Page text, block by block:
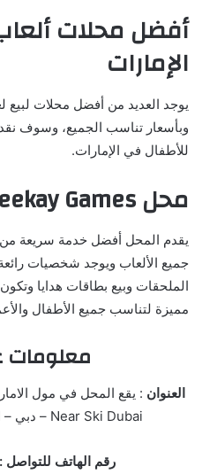
أفضل محلات
الإمارات
يوجد العديد من أفضل محلات لبيع
للأطفال في الإمارات.
محل Geekay Games
يقدم المحل أفضل خدمة سريعة من
جميع الألعاب ويوجد شخصيات
الملحقات وبيع بطاقات هدايا
مميزة لتناسب جميع الأطفال
معلومات
العنوان
Near Ski Dubai – دبي – الإمارات العربية المتحدة.
رقم الهاتف للتواصل